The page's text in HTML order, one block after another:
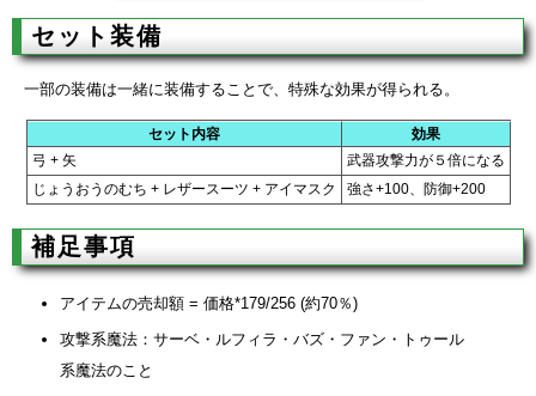
セット装備
一部の装備は一緒に装備することで、特殊な効果が得られる。
セット内容
効果
弓 + 矢
武器攻撃力が５倍になる
じょうおうのむち + レザースーツ + アイマスク
強さ+100、防御+200
補足事項
アイテムの売却額 = 価格*179/256 (約70％)
攻撃系魔法：サーベ・ルフィラ・バズ・ファン・トゥール
系魔法のこと